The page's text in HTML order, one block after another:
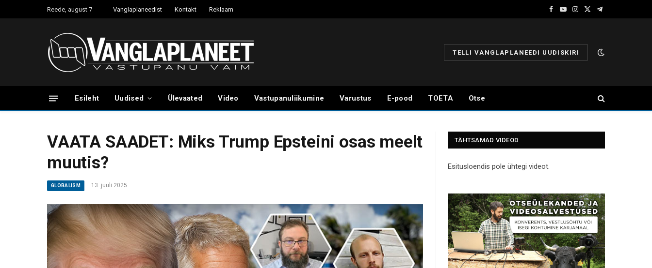
Reede, august 7 Vanglaplaneedist Kontakt Reklaam
Facebook
YouTube
Instagram
X
Telegram
TELLI VANGLAPLANEEDI UUDISKIRI
Esileht Uudised Ülevaated Video Vastupanuliikumine Varustus E-pood TOETA Otse
VAATA SAADET: Miks Trump Epsteini osas meelt
muutis?
GLOBALISM 13. juuli 2025
TÄHTSAMAD VIDEOD
Esitusloendis pole ühtegi videot.